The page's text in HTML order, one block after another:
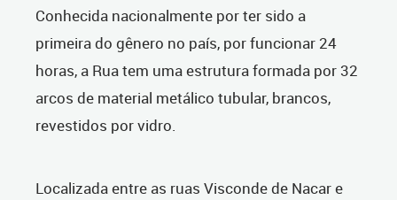
Conhecida nacionalmente por ter sido a
primeira do gênero no país, por funcionar 24
horas, a Rua tem uma estrutura formada por 32
arcos de material metálico tubular, brancos,
revestidos por vidro.
Localizada entre as ruas Visconde de Nacar e